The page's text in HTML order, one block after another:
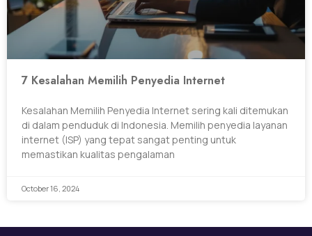
7 Kesalahan Memilih Penyedia Internet
Kesalahan Memilih Penyedia Internet sering kali ditemukan
di dalam penduduk di Indonesia. Memilih penyedia layanan
internet (ISP) yang tepat sangat penting untuk
memastikan kualitas pengalaman
October 16, 2024